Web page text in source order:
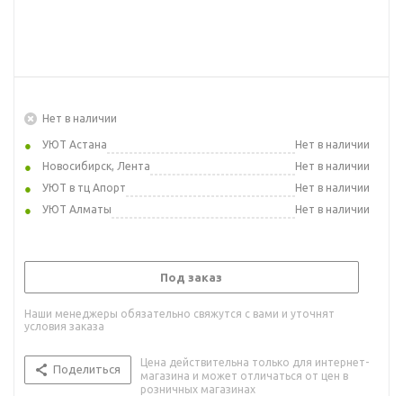
Нет в наличии
УЮТ Астана
Нет в наличии
Новосибирск, Лента
Нет в наличии
УЮТ в тц Апорт
Нет в наличии
УЮТ Алматы
Нет в наличии
Под заказ
Наши менеджеры обязательно свяжутся с вами и уточнят
условия заказа
Поделиться
Цена действительна только для интернет-
магазина и может отличаться от цен в
розничных магазинах